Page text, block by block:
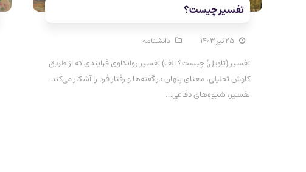
تفسیر چیست؟
۲۵ تیر ۱۴۰۳ دانشنامه
تفسیر (تاویل) چیست؟ الف) تفسیر روانکاوی فرایندی که از طریق
کاوش تحلیلی، معنای پنهان در گفته‌ها و رفتار فرد را آشکار می‌کند.
تفسیر، شیوه‌های دفاعیِ…